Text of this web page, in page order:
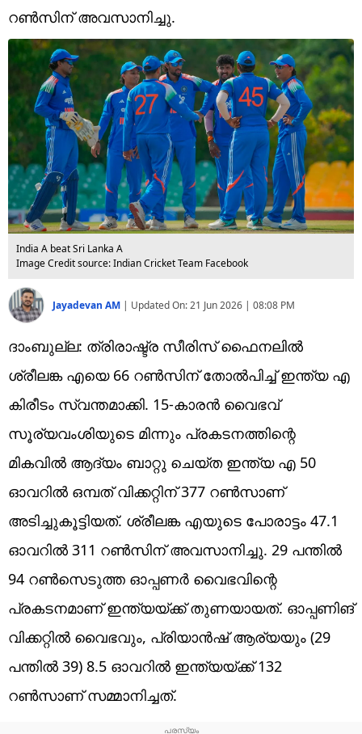
Religion
Web Story
Photo
Short Videos
റണ്‍സിന് അവസാനിച്ചു.
India A beat Sri Lanka A
Image Credit source: Indian Cricket Team Facebook
Jayadevan AM | Updated On:21 Jun 2026 | 08:08 PM
ദാംബുല്ല: ത്രിരാഷ്ട്ര സീരിസ് ഫൈനലില്‍
ശ്രീലങ്ക എയെ 66 റണ്‍സിന് തോല്‍പിച്ച് ഇന്ത്യ എ
കിരീടം സ്വന്തമാക്കി. 15-കാരന്‍ വൈഭവ്
സൂര്യവംശിയുടെ മിന്നും പ്രകടനത്തിന്റെ
മികവില്‍ ആദ്യം ബാറ്റു ചെയ്ത ഇന്ത്യ എ 50
ഓവറില്‍ ഒമ്പത് വിക്കറ്റിന് 377 റണ്‍സാണ്
അടിച്ചുകൂട്ടിയത്. ശ്രീലങ്ക എയുടെ പോരാട്ടം 47.1
ഓവറില്‍ 311 റണ്‍സിന് അവസാനിച്ചു. 29 പന്തില്‍
94 റണ്‍സെടുത്ത ഓപ്പണര്‍ വൈഭവിന്റെ
പ്രകടനമാണ് ഇന്ത്യയ്ക്ക് തുണയായത്. ഓപ്പണിങ്
വിക്കറ്റില്‍ വൈഭവും, പ്രിയാന്‍ഷ് ആര്യയും (29
പന്തില്‍ 39) 8.5 ഓവറില്‍ ഇന്ത്യയ്ക്ക് 132
റണ്‍സാണ് സമ്മാനിച്ചത്.